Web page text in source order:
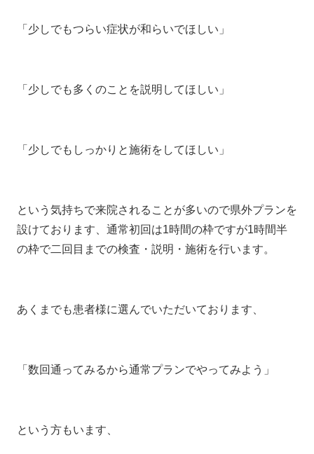
「少しでもつらい症状が和らいでほしい」
「少しでも多くのことを説明してほしい」
「少しでもしっかりと施術をしてほしい」
という気持ちで来院されることが多いので県外プランを
設けております、通常初回は1時間の枠ですが1時間半
の枠で二回目までの検査・説明・施術を行います。
あくまでも患者様に選んでいただいております、
「数回通ってみるから通常プランでやってみよう」
という方もいます、